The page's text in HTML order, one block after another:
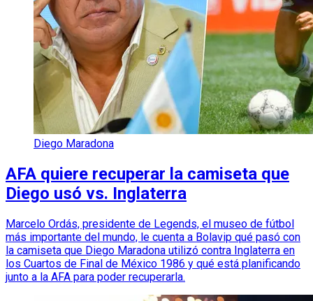
Diego Maradona
AFA quiere recuperar la camiseta que
Diego usó vs. Inglaterra
Marcelo Ordás, presidente de Legends, el museo de fútbol
más importante del mundo, le cuenta a Bolavip qué pasó con
la camiseta que Diego Maradona utilizó contra Inglaterra en
los Cuartos de Final de México 1986 y qué está planificando
junto a la AFA para poder recuperarla.